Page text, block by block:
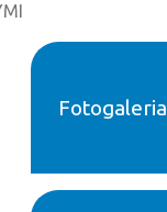
Fotogaleria